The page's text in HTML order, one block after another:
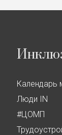
Календарь
Люди IN
#ЦОМП